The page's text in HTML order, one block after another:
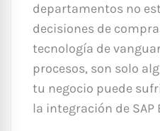
departamentos no
decisiones de
tecnología de
procesos, son solo
tu negocio puede
la integración de SAP